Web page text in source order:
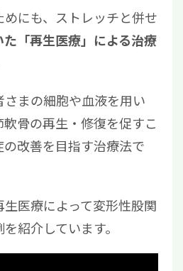
にも、ストレッチと併せ
「再生医療」による治療
まの細胞や血液を用い
骨の再生・修復を促すこ
改善を目指す治療法で
医療によって変形性股関
紹介しています。